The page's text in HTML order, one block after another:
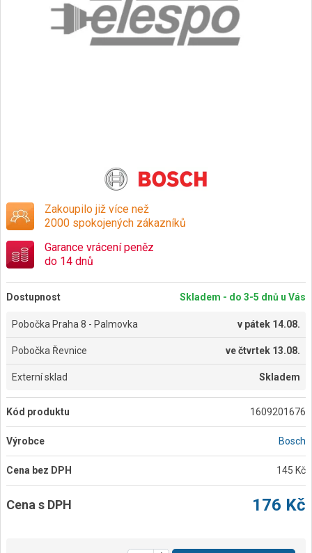
Zakoupilo již více než
2000 spokojených zákazníků
Garance vrácení peněz
do 14 dnů
Dostupnost Skladem - do 3-5 dnů u Vás
Pobočka Praha 8 - Palmovka v pátek 14.08.
Pobočka Řevnice večtvrtek 13.08.
Externí sklad Skladem
Kód produktu 1609201676
Výrobce Bosch
Cena bez DPH 145 Kč
Cena s DPH 176 Kč